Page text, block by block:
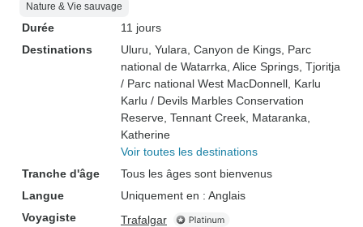
Nature & Vie sauvage
Durée
11 jours
Destinations
Uluru , Yulara , Canyon de Kings , Parc
national de Watarrka , Alice Springs , Tjoritja
/ Parc national West MacDonnell , Karlu
Karlu / Devils Marbles Conservation
Reserve , Tennant Creek , Mataranka
Katherine
Voir toutes les destinations
Tranche d'âge
Tous les âges sont bienvenus
Langue
Uniquement en : Anglais
Voyagiste
Trafalgar